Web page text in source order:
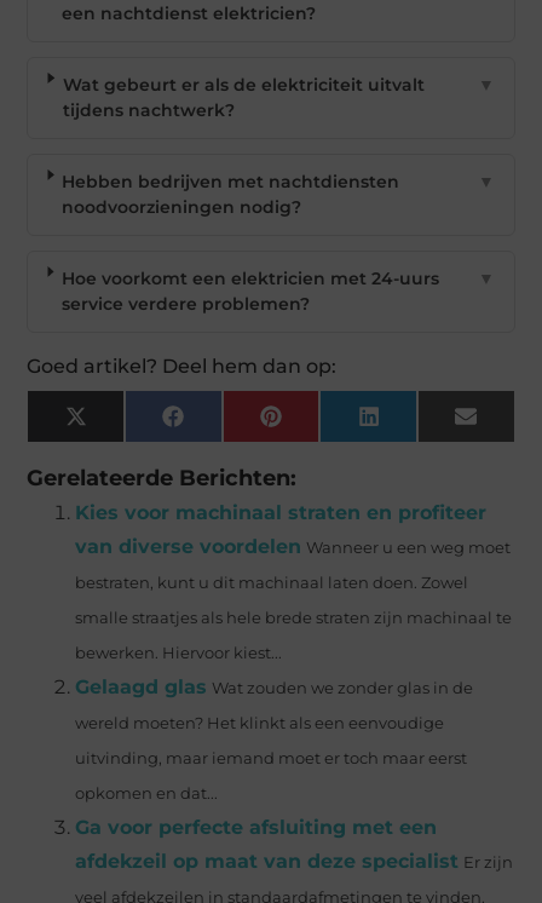
een nachtdienst elektricien?
Wat gebeurt er als de elektriciteit uitvalt
tijdens nachtwerk?
▼
Hebben bedrijven met nachtdiensten
noodvoorzieningen nodig?
▼
Hoe voorkomt een elektricien met 24-uurs
service verdere problemen?
▼
Goed artikel? Deel hem dan op:
X
(Twitter)
Facebook Pinterest LinkedIn Email
Gerelateerde Berichten:
Kies voor machinaal straten en profiteer
van diverse voordelen Wanneer u een weg moet
bestraten, kunt u dit machinaal laten doen. Zowel
smalle straatjes als hele brede straten zijn machinaal te
bewerken. Hiervoor kiest...
Gelaagd glas Wat zouden we zonder glas in de
wereld moeten? Het klinkt als een eenvoudige
uitvinding, maar iemand moet er toch maar eerst
opkomen en dat...
Ga voor perfecte afsluiting met een
afdekzeil op maat van deze specialist Er zijn
veel afdekzeilen in standaardafmetingen te vinden.